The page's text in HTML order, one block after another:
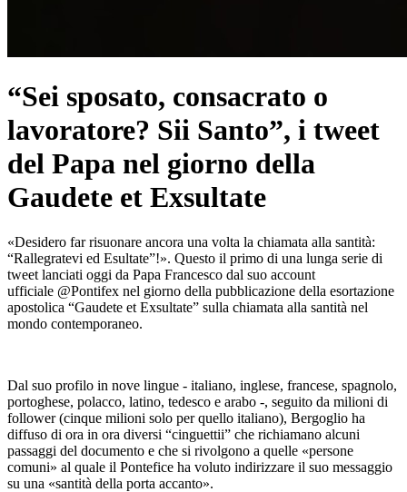
“Sei sposato, consacrato o
lavoratore? Sii Santo”, i tweet
del Papa nel giorno della
Gaudete et Exsultate
«Desidero far risuonare ancora una volta la chiamata alla santità:
“Rallegratevi ed Esultate”!». Questo il primo di una lunga serie di
tweet lanciati oggi da Papa Francesco dal suo account
ufficiale @Pontifex nel giorno della pubblicazione della esortazione
apostolica “Gaudete et Exsultate” sulla chiamata alla santità nel
mondo contemporaneo.
Dal suo profilo in nove lingue - italiano, inglese, francese, spagnolo,
portoghese, polacco, latino, tedesco e arabo -, seguito da milioni di
follower (cinque milioni solo per quello italiano), Bergoglio ha
diffuso di ora in ora diversi “cinguettii” che richiamano alcuni
passaggi del documento e che si rivolgono a quelle «persone
comuni» al quale il Pontefice ha voluto indirizzare il suo messaggio
su una «santità della porta accanto».